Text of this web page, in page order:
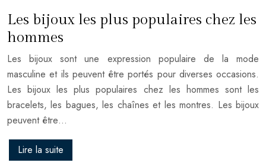
Les bijoux les plus populaires chez les
hommes
Les bijoux sont une expression populaire de la mode
masculine et ils peuvent être portés pour diverses occasions.
Les bijoux les plus populaires chez les hommes sont les
bracelets, les bagues, les chaînes et les montres. Les bijoux
peuvent être…
Lire la suite